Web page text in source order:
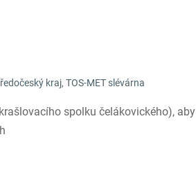
kraj, TOS-MET slévárna
spolku čelákovického),